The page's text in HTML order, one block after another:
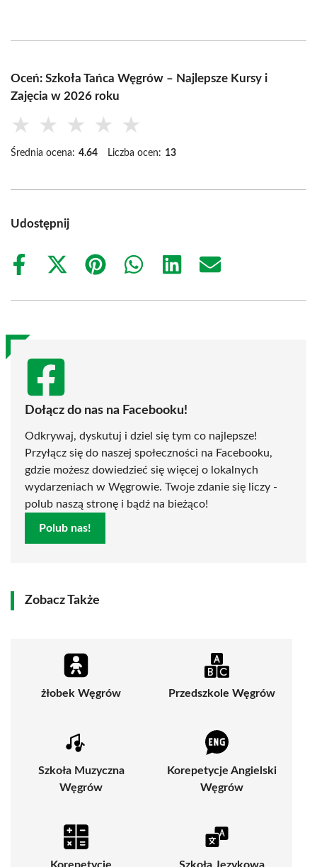
Oceń: Szkoła Tańca Węgrów – Najlepsze Kursy i
Zajęcia w 2026 roku
★ ★ ★ ★ ★
Średnia ocena: 4.64 Liczba ocen: 13
Udostępnij
Share
Share
(Twitter)
Share
Share
Share
Share
Dołącz do nas na Facebooku!
Odkrywaj, dyskutuj i dziel się tym co najlepsze!
Przyłącz się do naszej społeczności na Facebooku,
gdzie możesz dowiedzieć się więcej o lokalnych
wydarzeniach w Węgrowie. Twoje zdanie się liczy -
polub naszą stronę i bądź na bieżąco!
Polub nas!
Zobacz Także
żłobek Węgrów Przedszkole Węgrów
Szkoła Muzyczna
Węgrów
Korepetycje Angielski
Węgrów